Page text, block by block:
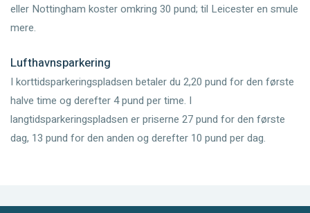
eller Nottingham koster omkring 30 pund; til Leicester en smule
mere.
Lufthavnsparkering
I korttidsparkeringspladsen betaler du 2,20 pund for den første
halve time og derefter 4 pund per time. I
langtidsparkeringspladsen er priserne 27 pund for den første
dag, 13 pund for den anden og derefter 10 pund per dag.